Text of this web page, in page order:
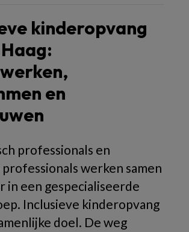
kinderopvang
en
professionals en
werken samen
in een gespecialiseerde
Inclusieve kinderopvang
doel. De weg